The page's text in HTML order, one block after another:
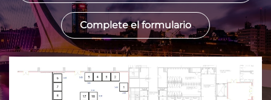
Complete el formulario